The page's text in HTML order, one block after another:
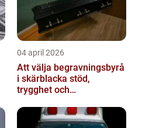
04 april 2026
Att välja begravningsbyrå
i skärblacka stöd,
trygghet och